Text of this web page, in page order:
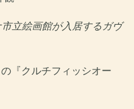
立絵画館が入居するガヴ